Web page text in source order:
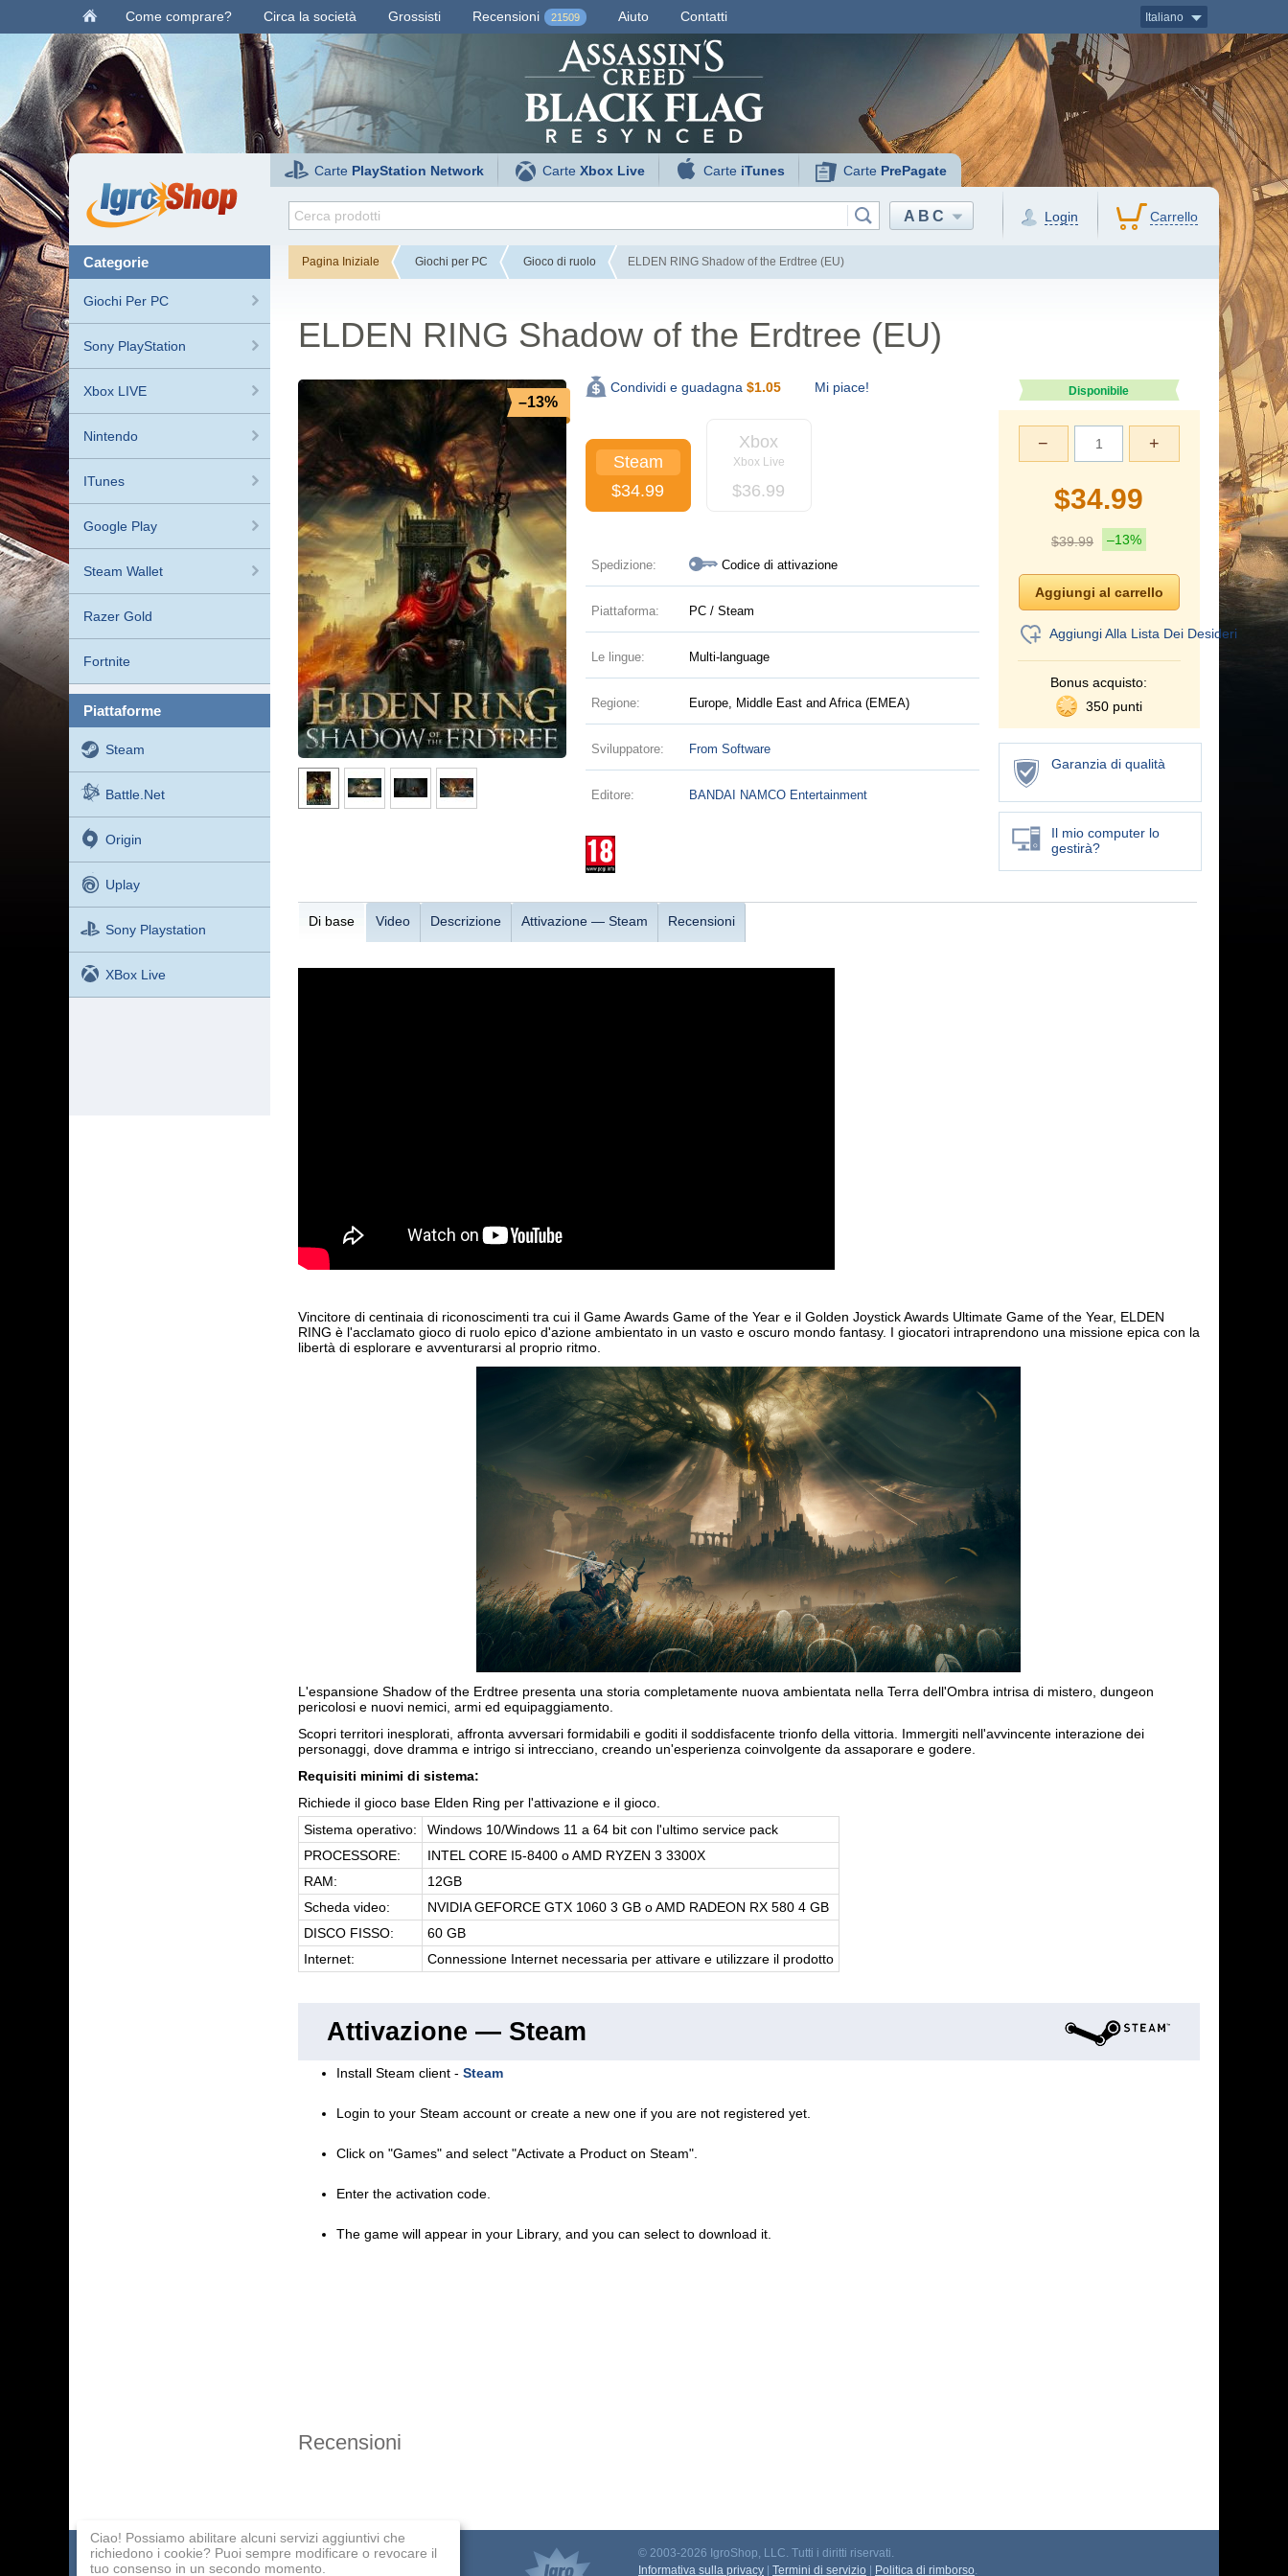
Come comprare? Circa la società Grossisti Recensioni 21509 Aiuto Contatti Italiano
Carte PlayStation Network CarteXbox Live Carte iTunes Carte PrePagate
ABC Login Carrello
categorie
Giochi Per PC
Sony PlayStation
Xbox LIVE
Nintendo
ITunes
Google Play
Steam Wallet
Razer Gold
Fortnite
piattaforme
Steam
Battle.net
Origin
Uplay
Sony Playstation
XBox Live
Pagina Iniziale Giochi per PC Gioco di ruolo ELDEN RING Shadow of the Erdtree (EU)
ELDEN RING Shadow of the Erdtree (EU)
–13%
Mi piace!
Condividi e guadagna $1.05
Steam
$34.99
Xbox
Xbox Live
$36.99
Spedizione: Codice di attivazione
Piattaforma: PC / Steam
Le lingue: Multi-language
Regione: Europe, Middle East and Africa (EMEA)
Sviluppatore: From Software
Editore: BANDAI NAMCO Entertainment
Disponibile
+
−
$34.99
$39.99 –13%
Aggiungi Alla Lista Dei Desideri
Bonus acquisto:
350 punti
Garanzia di qualità
Il mio computer lo
gestirà?
Di base Video Descrizione Attivazione — Steam Recensioni
Vincitore di centinaia di riconoscimenti tra cui il Game Awards Game of the Year e il Golden Joystick Awards Ultimate Game of the Year, ELDEN
RING è l'acclamato gioco di ruolo epico d'azione ambientato in un vasto e oscuro mondo fantasy. I giocatori intraprendono una missione epica con la
libertà di esplorare e avventurarsi al proprio ritmo.
L'espansione Shadow of the Erdtree presenta una storia completamente nuova ambientata nella Terra dell'Ombra intrisa di mistero, dungeon
pericolosi e nuovi nemici, armi ed equipaggiamento.
Scopri territori inesplorati, affronta avversari formidabili e goditi il soddisfacente trionfo della vittoria. Immergiti nell'avvincente interazione dei
personaggi, dove dramma e intrigo si intrecciano, creando un'esperienza coinvolgente da assaporare e godere.
Requisiti minimi di sistema:
Richiede il gioco base Elden Ring per l'attivazione e il gioco.
Sistema operativo:
Windows 10/Windows 11 a 64 bit con l'ultimo service pack
PROCESSORE:
INTEL CORE I5-8400 o AMD RYZEN 3 3300X
RAM:
12GB
Scheda video:
NVIDIA GEFORCE GTX 1060 3 GB o AMD RADEON RX 580 4 GB
DISCO FISSO:
60 GB
Internet:
Connessione Internet necessaria per attivare e utilizzare il prodotto
Attivazione — Steam
Install Steam client - Steam
Login to your Steam account or create a new one if you are not registered yet.
Click on "Games" and select "Activate a Product on Steam".
Enter the activation code.
The game will appear in your Library, and you can select to download it.
Recensioni
Catalogo dei giochi Pagamento
© 2003-2026 IgroShop, LLC. Tutti i diritti riservati.
Informativa sulla privacy
Termini di servizio Politica di rimborso.
Ciao! Possiamo abilitare alcuni servizi aggiuntivi che
richiedono i cookie? Puoi sempre modificare o revocare il
tuo consenso in un secondo momento.